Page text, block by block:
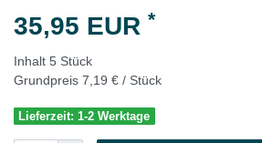
35,95 EUR *
Inhalt 5 Stück
Grundpreis 7,19 € / Stück
Lieferzeit: 1-2 Werktage